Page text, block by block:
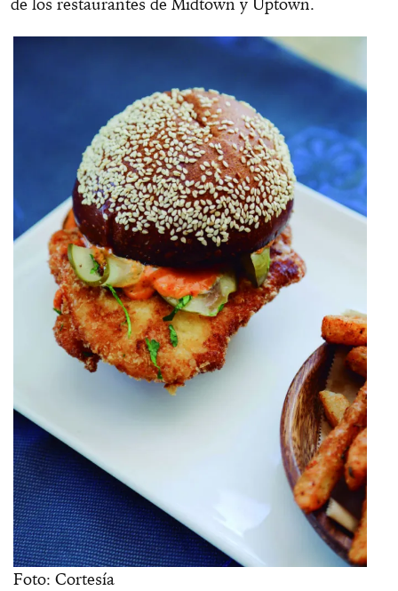
de los restaurantes de Midtown y Uptown.
Foto: Cortesía